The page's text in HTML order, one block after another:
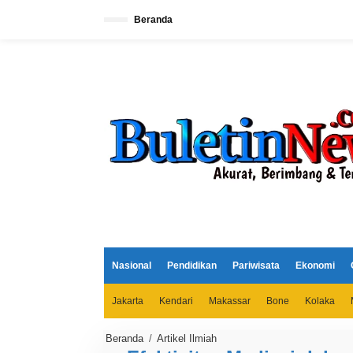
Beranda
Nasional Pendidikan Pariwisata Ekonomi
Jakarta Kendari Makassar Bone Kolaka
Beranda / Artikel Ilmiah